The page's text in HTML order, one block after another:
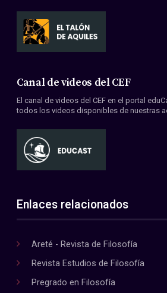
Canal de videos del CEF
El canal de videos del CEF en el portal
todos los videos disponibles de nuestras
Enlaces relacionados
Areté - Revista de Filosofía
Revista Estudios de Filosofía
Pregrado en Filosofía